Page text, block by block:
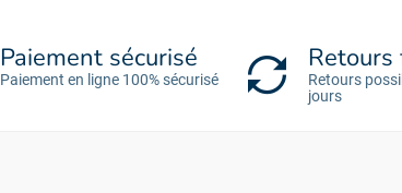
Paiement sécurisé
Paiement en ligne 100% sécurisé
Retours
Retours
jours